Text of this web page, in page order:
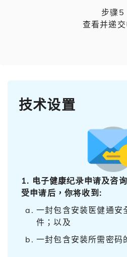
步骤5
查看并递
技术设置
1. 电子健康纪录申请及咨
受申请后，你将收到:
一封包含安装医健通安
件；以及
一封包含安装所需密码